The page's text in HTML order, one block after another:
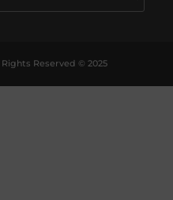
Rights Reserved © 2025